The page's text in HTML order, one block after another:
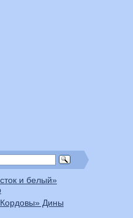
и белый»
Дины